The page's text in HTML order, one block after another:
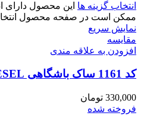
انتخاب گزینه ها این محصول دارای
ممکن است در صفحه محصول
نمایش سریع
مقايسه
افزودن به علاقه مندی
کد 1161 ساک باشگاهی DIESEL
330,000 تومان
فروخته شده